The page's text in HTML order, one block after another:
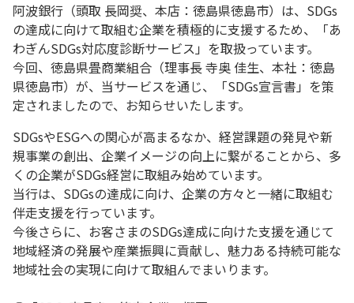
阿波銀行（頭取 長岡奨、本店：徳島県徳島市）は、SDGs
の達成に向けて取組む企業を積極的に支援するため、「あ
わぎんSDGs対応度診断サービス」を取扱っています。
今回、徳島県畳商業組合（理事長 寺奥 佳生、本社：徳島
県徳島市）が、当サービスを通じ、「SDGs宣言書」を策
定されましたので、お知らせいたします。
SDGsやESGへの関心が高まるなか、経営課題の発見や新
規事業の創出、企業イメージの向上に繋がることから、多
くの企業がSDGs経営に取組み始めています。
当行は、SDGsの達成に向け、企業の方々と一緒に取組む
伴走支援を行っています。
今後さらに、お客さまのSDGs達成に向けた支援を通じて
地域経済の発展や産業振興に貢献し、魅力ある持続可能な
地域社会の実現に向けて取組んでまいります。